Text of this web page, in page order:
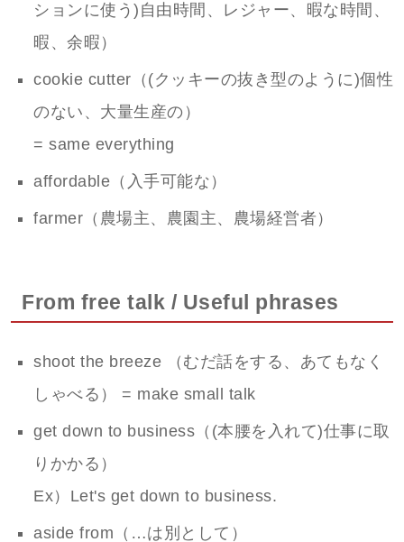
ションに使う)自由時間、レジャー、暇な時間、
暇、余暇）
cookie cutter（(クッキーの抜き型のように)個性
のない、大量生産の）
= same everything
affordable（入手可能な）
farmer（農場主、農園主、農場経営者）
From free talk / Useful phrases
shoot the breeze （むだ話をする、あてもなく
しゃべる） = make small talk
get down to business（(本腰を入れて)仕事に取
りかかる）
Ex）Let's get down to business.
aside from（…は別として）